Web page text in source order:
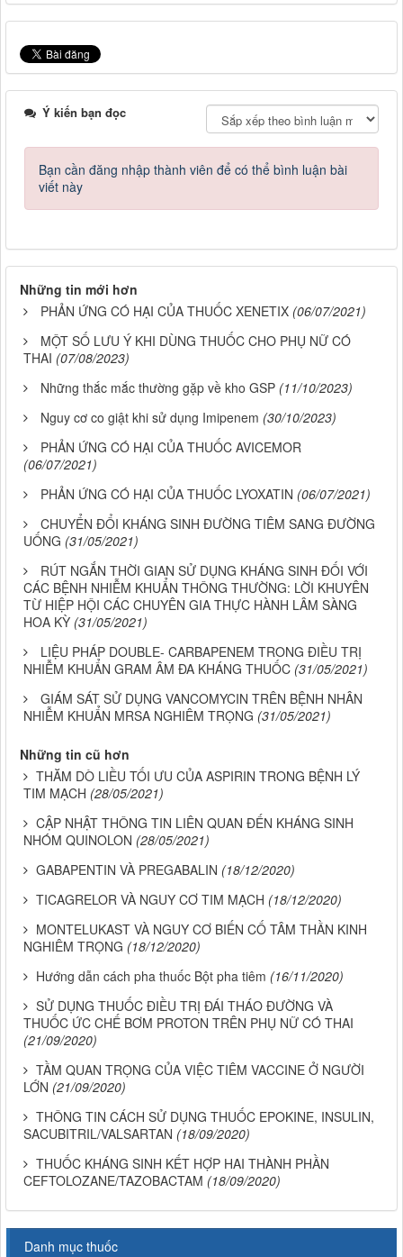
Ý kiến bạn đọc
Bạn cần đăng nhập thành viên để có thể bình luận bài
viết này
Những tin mới hơn
PHẢN ỨNG CÓ HẠI CỦA THUỐC XENETIX (06/07/2021)
MỘT SỐ LƯU Ý KHI DÙNG THUỐC CHO PHỤ NỮ CÓ
THAI (07/08/2023)
Những thắc mắc thường gặp về kho GSP (11/10/2023)
Nguy cơ co giật khi sử dụng Imipenem (30/10/2023)
PHẢN ỨNG CÓ HẠI CỦA THUỐC AVICEMOR
(06/07/2021)
PHẢN ỨNG CÓ HẠI CỦA THUỐC LYOXATIN (06/07/2021)
CHUYỂN ĐỔI KHÁNG SINH ĐƯỜNG TIÊM SANG ĐƯỜNG
UỐNG (31/05/2021)
RÚT NGẮN THỜI GIAN SỬ DỤNG KHÁNG SINH ĐỐI VỚI
CÁC BỆNH NHIỄM KHUẨN THÔNG THƯỜNG: LỜI KHUYÊN
TỪ HIỆP HỘI CÁC CHUYÊN GIA THỰC HÀNH LÂM SÀNG
HOA KỲ (31/05/2021)
LIỆU PHÁP DOUBLE- CARBAPENEM TRONG ĐIỀU TRỊ
NHIỄM KHUẨN GRAM ÂM ĐA KHÁNG THUỐC (31/05/2021)
GIÁM SÁT SỬ DỤNG VANCOMYCIN TRÊN BỆNH NHÂN
NHIỄM KHUẨN MRSA NGHIÊM TRỌNG (31/05/2021)
Những tin cũ hơn
THĂM DÒ LIỀU TỐI ƯU CỦA ASPIRIN TRONG BỆNH LÝ
TIM MẠCH (28/05/2021)
CẬP NHẬT THÔNG TIN LIÊN QUAN ĐẾN KHÁNG SINH
NHÓM QUINOLON (28/05/2021)
GABAPENTIN VÀ PREGABALIN (18/12/2020)
TICAGRELOR VÀ NGUY CƠ TIM MẠCH (18/12/2020)
MONTELUKAST VÀ NGUY CƠ BIẾN CỐ TÂM THẦN KINH
NGHIÊM TRỌNG (18/12/2020)
Hướng dẫn cách pha thuốc Bột pha tiêm (16/11/2020)
SỬ DỤNG THUỐC ĐIỀU TRỊ ĐÁI THÁO ĐƯỜNG VÀ
THUỐC ỨC CHẾ BƠM PROTON TRÊN PHỤ NỮ CÓ THAI
(21/09/2020)
TẦM QUAN TRỌNG CỦA VIỆC TIÊM VACCINE Ở NGƯỜI
LỚN (21/09/2020)
THÔNG TIN CÁCH SỬ DỤNG THUỐC EPOKINE, INSULIN,
SACUBITRIL/VALSARTAN (18/09/2020)
THUỐC KHÁNG SINH KẾT HỢP HAI THÀNH PHẦN
CEFTOLOZANE/TAZOBACTAM (18/09/2020)
Danh mục thuốc